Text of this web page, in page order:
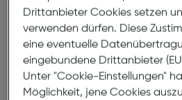
Hoya Pol Circular
€ 136,90
Drittanbieter Cookies setzen
verwenden dürfen. Diese
eine eventuelle
eingebundene Drittanbieter
Unter "Cookie-Einstellungen"
Möglichkeit, jene Cookies